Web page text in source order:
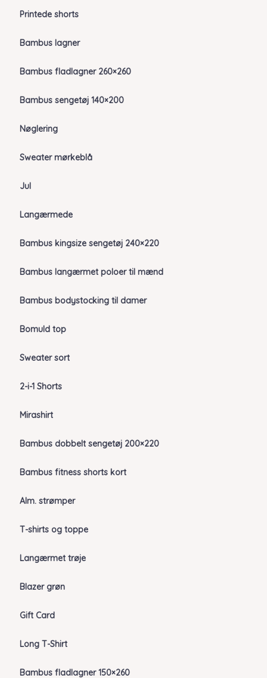
Printede shorts
Bambus lagner
Bambus fladlagner 260×260
Bambus sengetøj 140×200
Nøglering
Sweater mørkeblå
Jul
Langærmede
Bambus kingsize sengetøj 240×220
Bambus langærmet poloer til mænd
Bambus bodystocking til damer
Bomuld top
Sweater sort
2-i-1 Shorts
Mirashirt
Bambus dobbelt sengetøj 200×220
Bambus fitness shorts kort
Alm. strømper
T-shirts og toppe
Langærmet trøje
Blazer grøn
Gift Card
Long T-Shirt
Bambus fladlagner 150×260